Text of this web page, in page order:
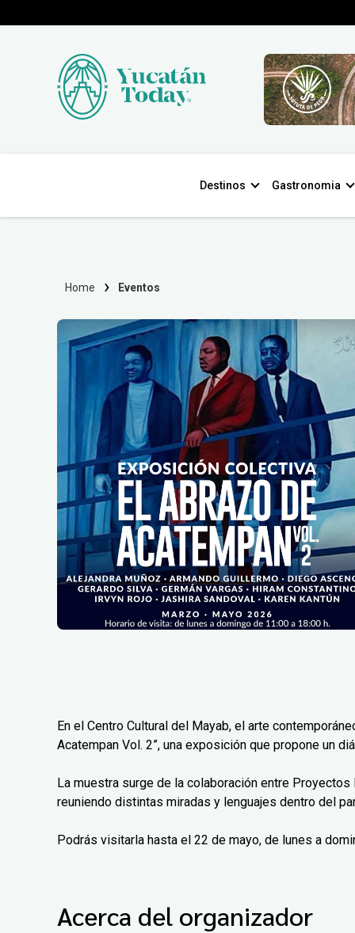
Destinos Gastronomia
Home Eventos
En el Centro Cultural del Mayab, el arte
Acatempan Vol. 2”, una exposición que propone un
La muestra surge de la colaboración entre
reuniendo distintas miradas y lenguajes dentro del
Podrás visitarla hasta el 22 de mayo, de lunes a
Acerca del organizador